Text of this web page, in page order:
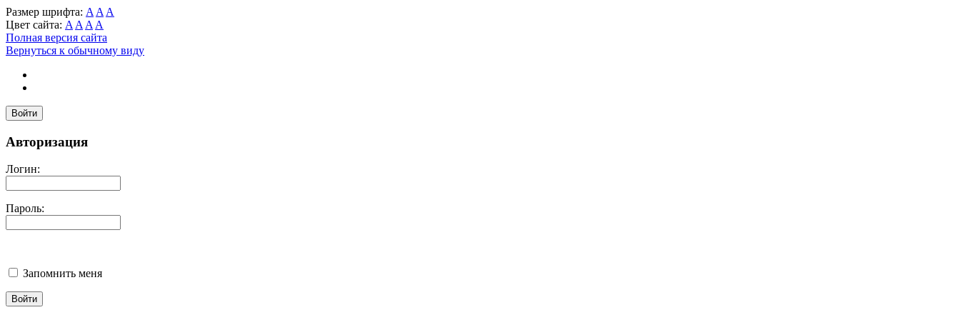
Размер шрифта: A A A
Цвет сайта: A A A A
Полная версия сайта
Вернуться к обычному виду
Войти
Авторизация
Логин:
Пароль:
Запомнить меня